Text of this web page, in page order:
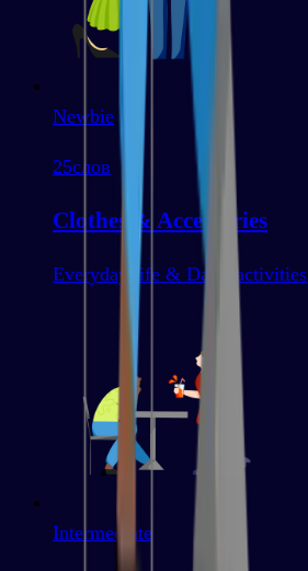
Newbie
25слов
Clothes & Accessories
Everyday life & Daily activities
Intermediate